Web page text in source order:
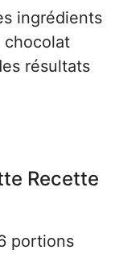
ingrédients
chocolat
résultats
Recette
portions